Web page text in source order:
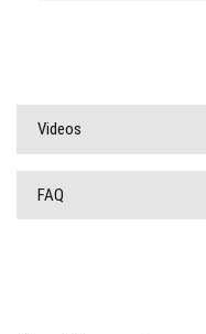
Videos
FAQ